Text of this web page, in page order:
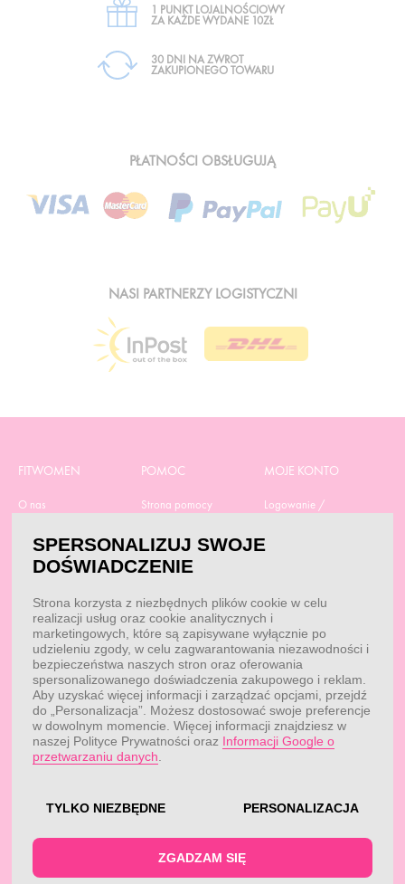
1 PUNKT LOJALNOŚCIOWY
ZA KAŻDE WYDANE 10ZŁ
30 DNI NA ZWROT
ZAKUPIONEGO TOWARU
PŁATNOŚCI OBSŁUGUJĄ
NASI PARTNERZY LOGISTYCZNI
FITWOMEN
O nas
RODO
Obowiązek
Dane do przelewu
Przepisy
Blog
POMOC
Strona pomocy
Regulamin zakupów
Aktualne promocje
Odstąp od umowy tutaj
Dobór suplementacji
Kontakt
MOJE KONTO
Logowanie /
Moje zamówienia
KONTAKT
Obsługa klienta:
pon. - pt.: 7:00 - 18:00
Obsługa klienta:
reklamacje@fitwomen.pl
SPERSONALIZUJ SWOJE
DOŚWIADCZENIE
Strona korzysta z niezbędnych plików cookie w celu
realizacji usług oraz cookie analitycznych i
marketingowych, które są zapisywane wyłącznie po
udzieleniu zgody, w celu zagwarantowania niezawodności i
bezpieczeństwa naszych stron oraz oferowania
spersonalizowanego doświadczenia zakupowego i reklam.
Aby uzyskać więcej informacji i zarządzać opcjami, przejdź
do „Personalizacja”. Możesz dostosować swoje preferencje
w dowolnym momencie. Więcej informacji znajdziesz w
naszej Polityce Prywatności oraz Informacji Google o
przetwarzaniu danych
TYLKO NIEZBĘDNE PERSONALIZACJA
ZGADZAM SIĘ